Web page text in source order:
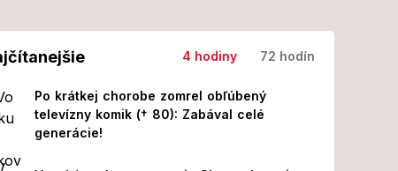
4 hodiny 72 hodín
Po krátkej chorobe zomrel obľúbený
televízny komik († 80): Zabával celé
generácie!